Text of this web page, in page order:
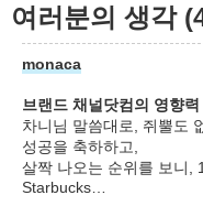
여러분의 생각
monaca
브랜드 채널닷컴의 영향
차니님 말씀대로, 쥐뿔도
성공을 축하하고,
살짝 나오는 순위를 보니,
Starbucks…